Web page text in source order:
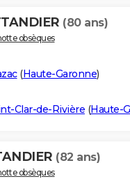
(80 ans)
obsèques
(Haute-Garonne)
Clar-de-Rivière (Haute-
(82 ans)
obsèques